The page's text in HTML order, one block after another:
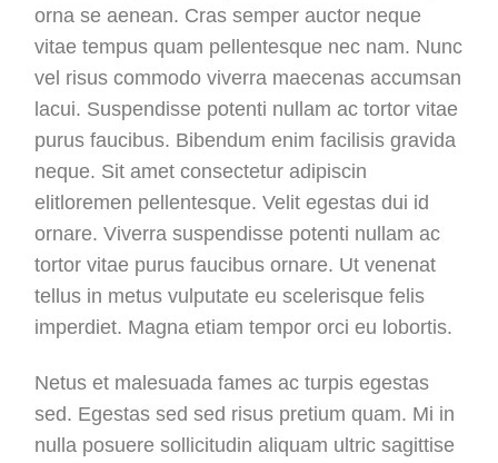
orna se aenean. Cras semper auctor neque
vitae tempus quam pellentesque nec nam. Nunc
vel risus commodo viverra maecenas accumsan
lacui. Suspendisse potenti nullam ac tortor vitae
purus faucibus. Bibendum enim facilisis gravida
neque. Sit amet consectetur adipiscin
elitloremen pellentesque. Velit egestas dui id
ornare. Viverra suspendisse potenti nullam ac
tortor vitae purus faucibus ornare. Ut venenat
tellus in metus vulputate eu scelerisque felis
imperdiet. Magna etiam tempor orci eu lobortis.
Netus et malesuada fames ac turpis egestas
sed. Egestas sed sed risus pretium quam. Mi in
nulla posuere sollicitudin aliquam ultric sagittise